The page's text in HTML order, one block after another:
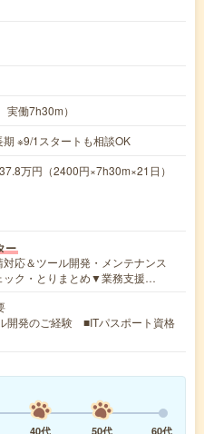
働7h30m）
※9/1スタートも相談OK
万円（2400円×7h30m×21日）
ー
応＆ツール開発・メンテナンス
ク・とりまとめ▼業務支援…
開発のご経験 ■ITパスポート資格
40代 50代
60代